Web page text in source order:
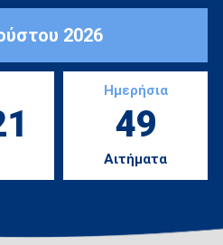
2026
Ημερήσια
49
Αιτήματα